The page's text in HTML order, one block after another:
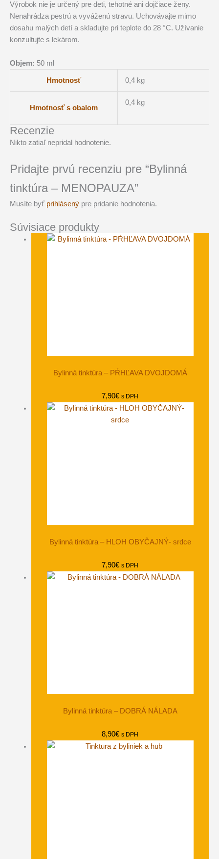
Výrobok nie je určený pre deti, tehotné ani dojčiace ženy.
Nenahrádza pestrú a vyváženú stravu. Uchovávajte mimo
dosahu malých detí a skladujte pri teplote do 28 °C. Užívanie
konzultujte s lekárom.
Objem: 50 ml
Hmotnosť 0,4 kg
Hmotnosť s obalom
0,4 kg
Recenzie
Nikto zatiaľ nepridal hodnotenie.
Pridajte prvú recenziu pre “Bylinná
tinktúra – MENOPAUZA”
Musíte byť prihlásený pre pridanie hodnotenia.
Súvisiace produkty
Bylinná tinktúra – PŔHĽAVA DVOJDOMÁ
7,90€ s DPH
Bylinná tinktúra – HLOH OBYČAJNÝ- srdce
7,90€ s DPH
Bylinná tinktúra – DOBRÁ NÁLADA
8,90€ s DPH